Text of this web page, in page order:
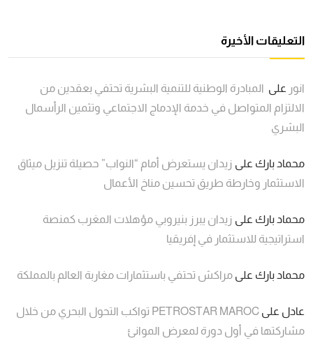
التعليقات الأخيرة
انور على
المبادرة الوطنية للتنمية البشرية تحتفي بعقدين من
الالتزام المتواصل في خدمة الإدماج الاجتماعي وتثمين الرأسمال
البشري
محماد بارك على زيدان يستعرض أمام “النواب” حصيلة تنزيل ميثاق
الاستثمار وخارطة طريق تحسين مناخ الأعمال
محماد بارك على زيدان يبرز بنيروبي مؤهلات المغرب كمنصة
استراتيجية للاستثمار في إفريقيا
محماد بارك على مراكش تحتفي باستثمارات مغاربة العالم بالمملكة
عادل على
PETROSTAR MAROC تواكب التحول البحري من خلال
مشاركتها في أول دورة لمعرض الموانئ